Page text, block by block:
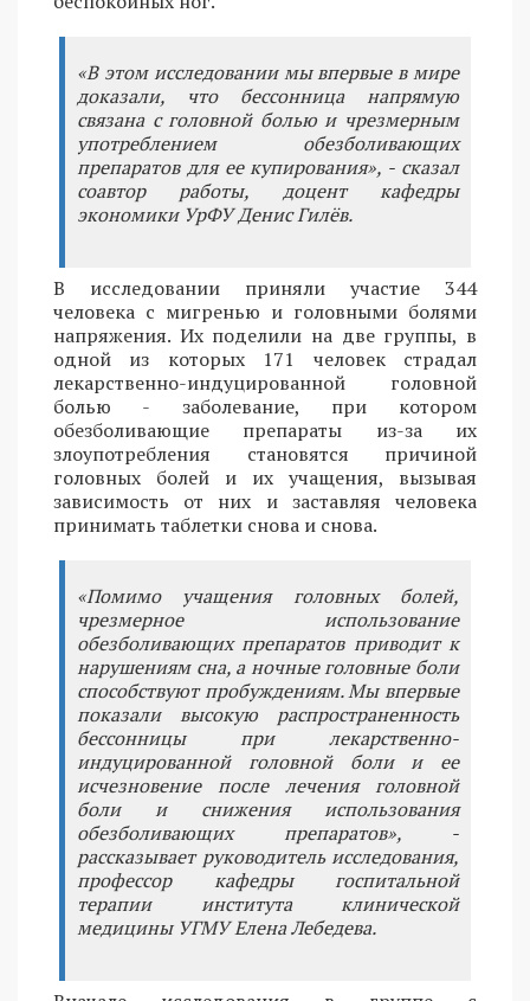
«В этом исследовании мы впервые в мире
доказали, что бессонница напрямую
связана с головной болью и чрезмерным
употреблением обезболивающих
препаратов для ее купирования», - сказал
соавтор работы, доцент кафедры
экономики УрФУ Денис Гилёв.
В исследовании приняли участие 344
человека с мигренью и головными болями
напряжения. Их поделили на две группы, в
одной из которых 171 человек страдал
лекарственно-индуцированной головной
болью - заболевание, при котором
обезболивающие препараты из-за их
злоупотребления становятся причиной
головных болей и их учащения, вызывая
зависимость от них и заставляя человека
принимать таблетки снова и снова.
«Помимо учащения головных болей,
чрезмерное использование
обезболивающих препаратов приводит к
нарушениям сна, а ночные головные боли
способствуют пробуждениям. Мы впервые
показали высокую распространенность
бессонницы при лекарственно-
индуцированной головной боли и ее
исчезновение после лечения головной
боли и снижения использования
обезболивающих препаратов», -
рассказывает руководитель исследования,
профессор кафедры госпитальной
терапии института клинической
медицины УГМУ Елена Лебедева.